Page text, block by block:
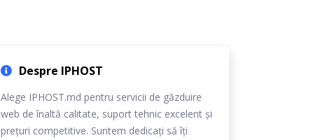
Despre IPHOST
Alege IPHOST.md pentru servicii de găzduire
web de înaltă calitate, suport tehnic excelent și
prețuri competitive. Suntem dedicați să îți